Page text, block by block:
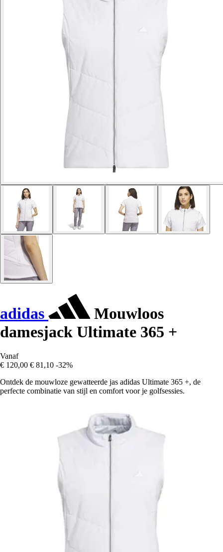
adidas
Mouwloos
damesjack Ultimate 365 +
Vanaf
€ 120,00 € 81,10 -32%
Ontdek de mouwloze gewatteerde jas adidas Ultimate 365 +, de
perfecte combinatie van stijl en comfort voor je golfsessies.